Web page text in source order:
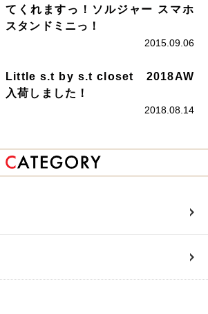
てくれますっ！ソルジャー スマホ
スタンドミニっ！
2015.09.06
Little s.t by s.t closet 2018AW
入荷しました！
2018.08.14